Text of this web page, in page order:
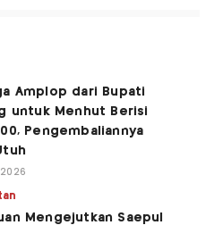
Amplop dari Bupati
untuk Menhut Berisi
Pengembaliannya
2026
Mengejutkan Saepul